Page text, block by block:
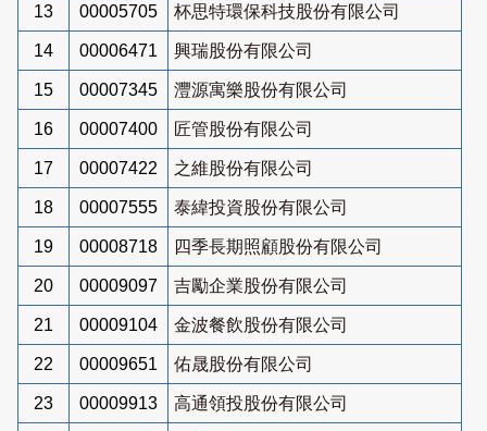
13 00005705 杯思特環保科技股份有限公司
14 00006471 興瑞股份有限公司
15 00007345 灃源寓樂股份有限公司
16 00007400 匠管股份有限公司
17 00007422 之維股份有限公司
18 00007555 泰緯投資股份有限公司
19 00008718 四季長期照顧股份有限公司
20 00009097 吉勵企業股份有限公司
21 00009104 金波餐飲股份有限公司
22 00009651 佑晟股份有限公司
23 00009913 高通領投股份有限公司